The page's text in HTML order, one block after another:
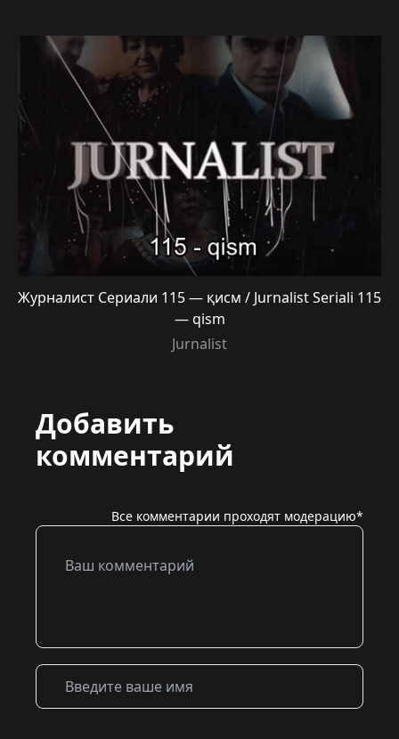
Журналист Сериали 115 — қисм / Jurnalist Seriali 115
— qism
Jurnalist
Добавить
комментарий
Все комментарии проходят модерацию*